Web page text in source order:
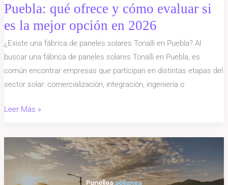
Puebla: qué ofrece y cómo evaluar si
es la mejor opción en 2026
¿Existe una fábrica de paneles solares Tonalli en Puebla? Al
buscar una fábrica de paneles solares Tonalli en Puebla, es
común encontrar empresas que participan en distintas etapas del
sector solar: comercialización, integración, ingeniería o
evaluar
si
es
la
mejor
opción
2026
Leer Más »
Paneles
solares